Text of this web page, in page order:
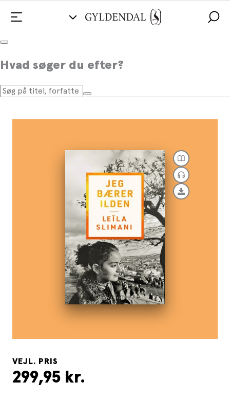
Hvad søger du efter?
Jeg bærer ilden
VEJL. PRIS
299,95 kr.